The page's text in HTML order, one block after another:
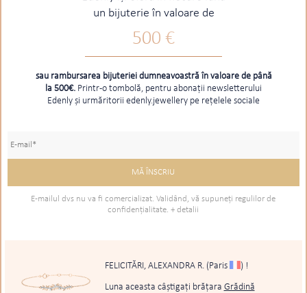
un bijuterie în valoare de
500 €
sau rambursarea bijuteriei dumneavoastră în valoare de până
la 500€. Printr-o tombolă, pentru abonații newsletterului
Edenly și urmăritorii edenly.jewellery pe rețelele sociale
E-mailul dvs nu va fi comercializat. Validând, vă supuneţi regulilor de
confidenţialitate.+ detalii
FELICITĂRI, ALEXANDRA R. (Paris )!
Luna aceasta câștigați brățara Grădină